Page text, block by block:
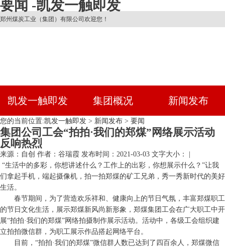
要闻 -凯发一触即发
郑州煤炭工业（集团）有限公司欢迎您！
凯发一触即发 集团概况 新闻发布
您的当前位置:凯发一触即发 > 新闻发布 > 要闻
集团公司工会“拍拍·我们的郑煤”网络展示活动
反响热烈
来源：自创 作者：谷瑞霞 发布时间：2021-03-03 文字大小： |
“生活中的多彩，你想讲述什么？工作上的出彩，你想展示什么？”让我
们拿起手机，端起摄像机，拍一拍郑煤的矿工兄弟，秀一秀新时代的美好
生活。
春节期间，为了营造欢乐祥和、健康向上的节日气氛，丰富郑煤职工
的节日文化生活，展示郑煤新风尚新形象，郑煤集团工会在广大职工中开
展“拍拍·我们的郑煤”网络拍摄制作展示活动。活动中，各级工会组织建
立拍拍微信群，为职工展示作品搭起网络平台。
目前，“拍拍·我们的郑煤”微信群人数已达到了四百余人，郑煤微信